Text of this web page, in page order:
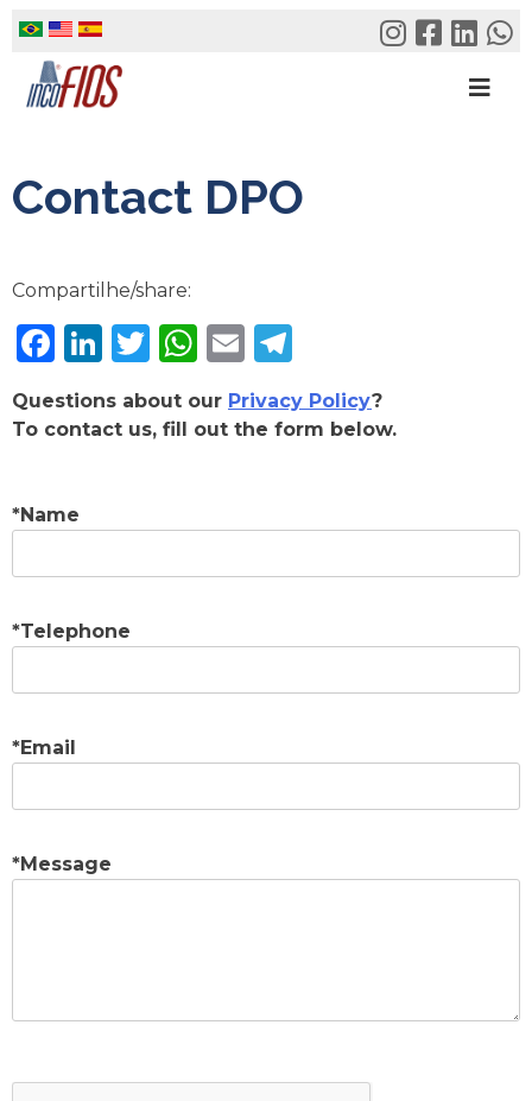
content
Contact DPO
Compartilhe/share:
Facebook
LinkedIn
Twitter
WhatsApp
Email
Questions about our Privacy Policy?
To contact us, fill out the form below.
*Name
*Telephone
*Email
*Message